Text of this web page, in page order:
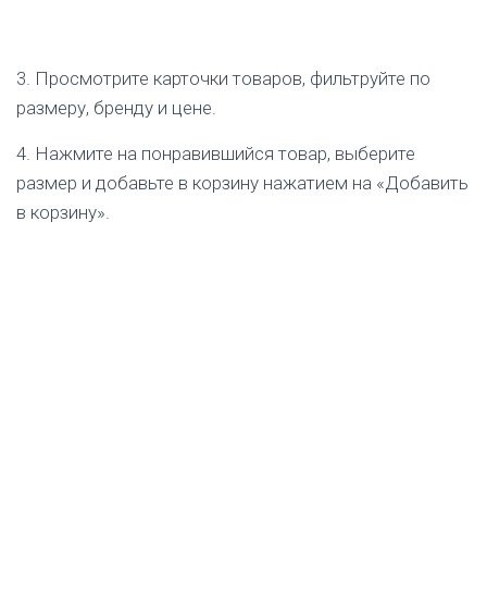
3. Просмотрите карточки товаров, фильтруйте по
размеру, бренду и цене.
4. Нажмите на понравившийся товар, выберите
размер и добавьте в корзину нажатием на «Добавить
в корзину».